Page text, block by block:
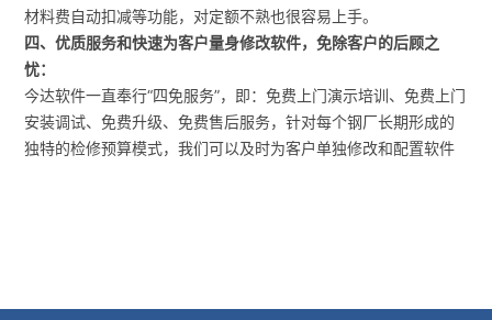
材料费自动扣减等功能，对定额不熟也很容易上手。
四、优质服务和快速为客户量身修改软件，免除客户的后顾之
忧：
今达软件一直奉行“四免服务”，即：免费上门演示培训、免费上门
安装调试、免费升级、免费售后服务，针对每个钢厂长期形成的
独特的检修预算模式，我们可以及时为客户单独修改和配置软件